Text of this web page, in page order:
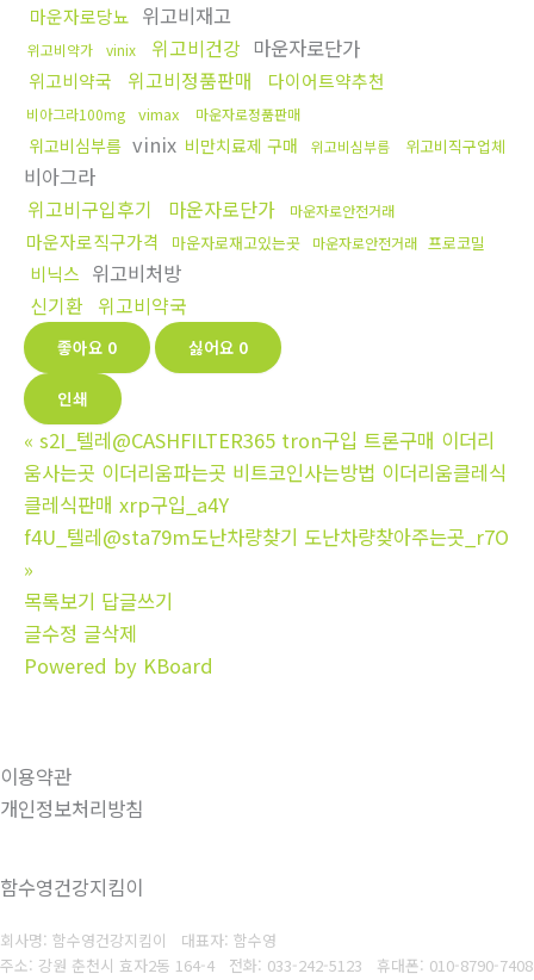
마운자로당뇨 위고비재고
위고비약가 vinix 위고비건강 마운자로단가
위고비약국 위고비정품판매 다이어트약추천
비아그라100mg vimax 마운자로정품판매
위고비심부름 vinix 비만치료제 구매 위고비심부름 위고비직구업체
비아그라
위고비구입후기
마운자로단가 마운자로안전거래
마운자로직구가격 마운자로재고있는곳 마운자로안전거래 프로코밀
비닉스 위고비처방
신기환 위고비약국
좋아요 0 싫어요 0
인쇄
« s2I_텔레@CASHFILTER365 tron구입 트론구매 이더리
움사는곳 이더리움파는곳 비트코인사는방법 이더리움클레식
클레식판매 xrp구입_a4Y
f4U_텔레@sta79m도난차량찾기 도난차량찾아주는곳_r7O
»
목록보기 답글쓰기
글수정 글삭제
Powered by KBoard
이용약관
개인정보처리방침
함수영건강지킴이
회사명: 함수영건강지킴이 대표자: 함수영
주소: 강원 춘천시 효자2동 164-4 전화: 033-242-5123 휴대폰: 010-8790-7408